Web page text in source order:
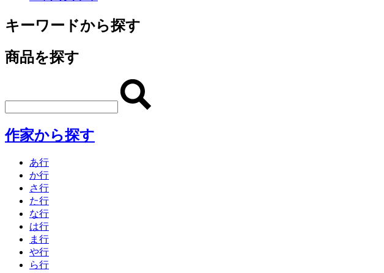
キーワードから探す
商品を探す
作家から探す
あ行
か行
さ行
た行
な行
は行
ま行
や行
ら行